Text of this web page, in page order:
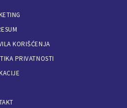
KORIŠĆENJA
PRIVATNOSTI